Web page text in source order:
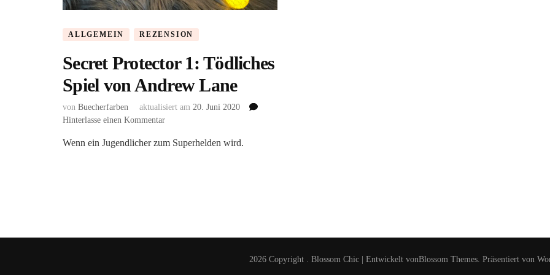
ALLGEMEIN REZENSION
Secret Protector 1: Tödliches
Spiel von Andrew Lane
von Buecherfarben aktualisiert am 20. Juni 2020
Hinterlasse einen Kommentarzu
Protector
Wenn ein Jugendlicher zum Superhelden wird.
2026 Copyright . Blossom Chic | Entwickelt vonBlossom Themes. Präsentiert von